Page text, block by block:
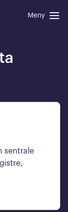
Meny
sentrale